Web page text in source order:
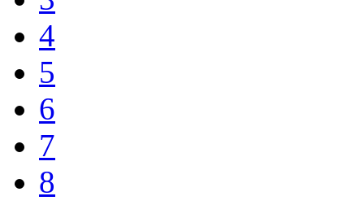
4
5
6
7
8